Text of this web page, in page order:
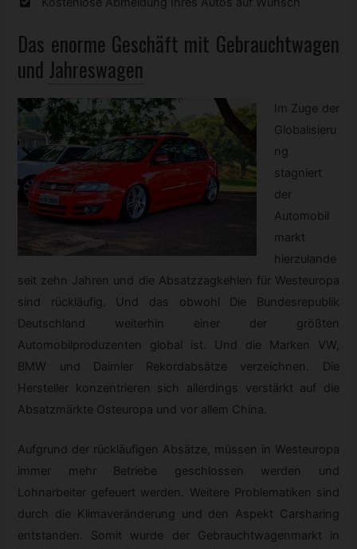
Das enorme Geschäft mit Gebrauchtwagen
und Jahreswagen
Im Zuge der
Globalisieru
ng
stagniert
der
Automobil
markt
hierzulande
seit zehn Jahren und die Absatzzagkehlen für Westeuropa
sind rückläufig. Und das obwohl Die Bundesrepublik
Deutschland weiterhin einer der größten
Automobilproduzenten global ist. Und die Marken VW,
BMW und Daimler Rekordabsätze verzeichnen. Die
Hersteller konzentrieren sich allerdings verstärkt auf die
Absatzmärkte Osteuropa und vor allem China.
Aufgrund der rückläufigen Absätze, müssen in Westeuropa
immer mehr Betriebe geschlossen werden und
Lohnarbeiter gefeuert werden. Weitere Problematiken sind
durch die Klimaveränderung und den Aspekt Carsharing
entstanden. Somit wurde der Gebrauchtwagenmarkt in